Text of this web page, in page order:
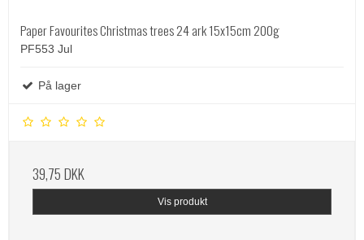
Paper Favourites Christmas trees 24 ark 15x15cm 200g
PF553 Jul
På lager
39,75 DKK
Vis produkt